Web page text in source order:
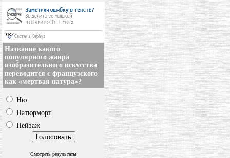
Название какого
популярного жанра
изобразительного искусства
переводится с французского
как «мертвая натура»?
Ню
Натюрморт
Пейзаж
Смотреть результаты